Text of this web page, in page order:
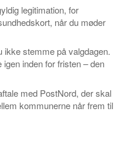
legitimation, for
når du møder
ikke stemme på valgdagen.
inden for fristen – den
med PostNord, der skal
kommunerne når frem til